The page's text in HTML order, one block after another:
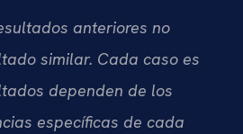
anteriores no
similar. Cada caso es
dependen de los
específicas de cada